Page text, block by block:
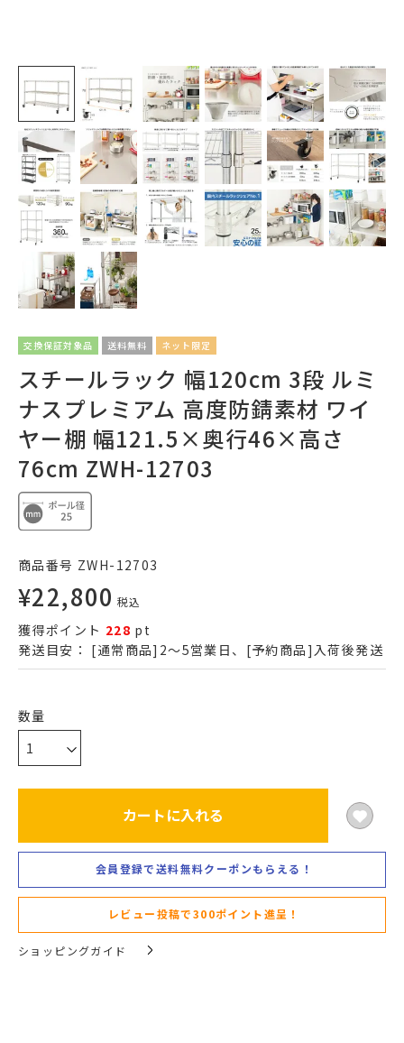
交換保証対象品 送料無料 ネット限定
スチールラック 幅120cm 3段 ルミ
ナスプレミアム 高度防錆素材 ワイ
ヤー棚 幅121.5×奥行46×高さ
76cm ZWH-12703
商品番号 ZWH-12703
¥22,800 税込
獲得ポイント 228 pt
発送目安： [通常商品]2～5営業日、[予約商品]入荷後発送
カートに入れる
会員登録で送料無料クーポンもらえる！
レビュー投稿で300ポイント進呈！
ショッピングガイド